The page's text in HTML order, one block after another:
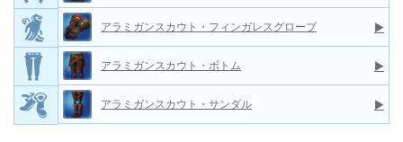
アラミガンスカウト・フィンガレスグローブ ▶
アラミガンスカウト・ボトム ▶
アラミガンスカウト・サンダル ▶